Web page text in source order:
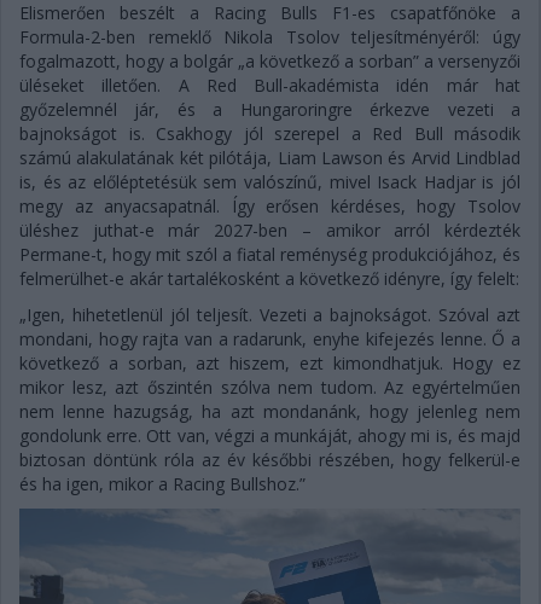
Elismerően beszélt a Racing Bulls F1-es csapatfőnöke a
Formula-2-ben remeklő Nikola Tsolov teljesítményéről: úgy
fogalmazott, hogy a bolgár „a következő a sorban” a versenyzői
üléseket illetően. A Red Bull-akadémista idén már hat
győzelemnél jár, és a Hungaroringre érkezve vezeti a
bajnokságot is. Csakhogy jól szerepel a Red Bull második
számú alakulatának két pilótája, Liam Lawson és Arvid Lindblad
is, és az előléptetésük sem valószínű, mivel Isack Hadjar is jól
megy az anyacsapatnál. Így erősen kérdéses, hogy Tsolov
üléshez juthat-e már 2027-ben – amikor arról kérdezték
Permane-t, hogy mit szól a fiatal reménység produkciójához, és
felmerülhet-e akár tartalékosként a következő idényre, így felelt:
„Igen, hihetetlenül jól teljesít. Vezeti a bajnokságot. Szóval azt
mondani, hogy rajta van a radarunk, enyhe kifejezés lenne. Ő a
következő a sorban, azt hiszem, ezt kimondhatjuk. Hogy ez
mikor lesz, azt őszintén szólva nem tudom. Az egyértelműen
nem lenne hazugság, ha azt mondanánk, hogy jelenleg nem
gondolunk erre. Ott van, végzi a munkáját, ahogy mi is, és majd
biztosan döntünk róla az év későbbi részében, hogy felkerül-e
és ha igen, mikor a Racing Bullshoz.”